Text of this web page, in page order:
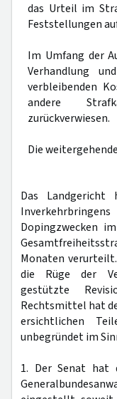
das Urteil im
Feststellungen
Im Umfang der
Verhandlung
verbleibenden
andere
zurückverwiesen.
Die
Das Landgericht
Dopingzwecken
Monaten
die Rüge der
gestützte
Rechtsmittel hat
ersichtlichen
unbegründet im
1. Der Senat hat